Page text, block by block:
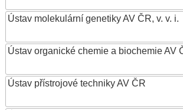
Ústav molekulární genetiky AV ČR, v. v. i.
Ústav organické chemie a biochemie AV
Ústav přístrojové techniky AV ČR